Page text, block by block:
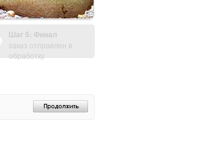
Шаг 5: Финал
заказ отправлен в
обработку